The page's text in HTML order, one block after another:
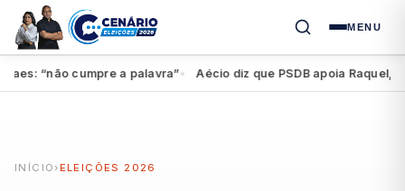
MENU
“não cumpre a palavra”● Aécio diz que PSDB apoia Raquel, mas
INÍCIO ›ELEIÇÕES 2026